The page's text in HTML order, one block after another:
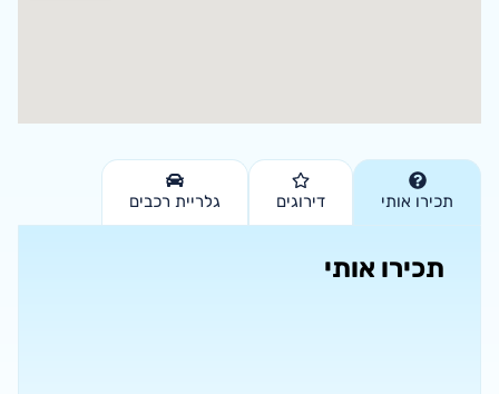
תכירו אותי דירוגים גלריית רכבים
תכירו אותי